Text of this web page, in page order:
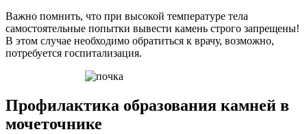
Важно помнить, что при высокой температуре тела
самостоятельные попытки вывести камень строго запрещены!
В этом случае необходимо обратиться к врачу, возможно,
потребуется госпитализация.
Профилактика образования камней в
мочеточнике